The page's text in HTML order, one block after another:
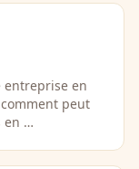
entreprise en
peut
en …